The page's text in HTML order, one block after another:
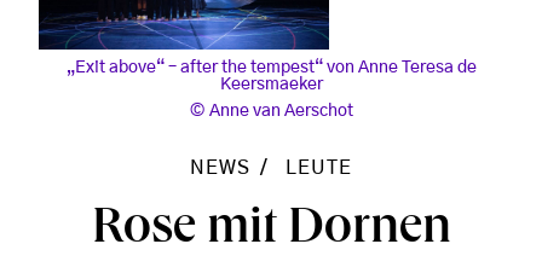
„Exit above“ – after the tempest“ von Anne Teresa de
Keersmaeker
Anne van Aerschot
NEWS LEUTE
Rose mit Dornen